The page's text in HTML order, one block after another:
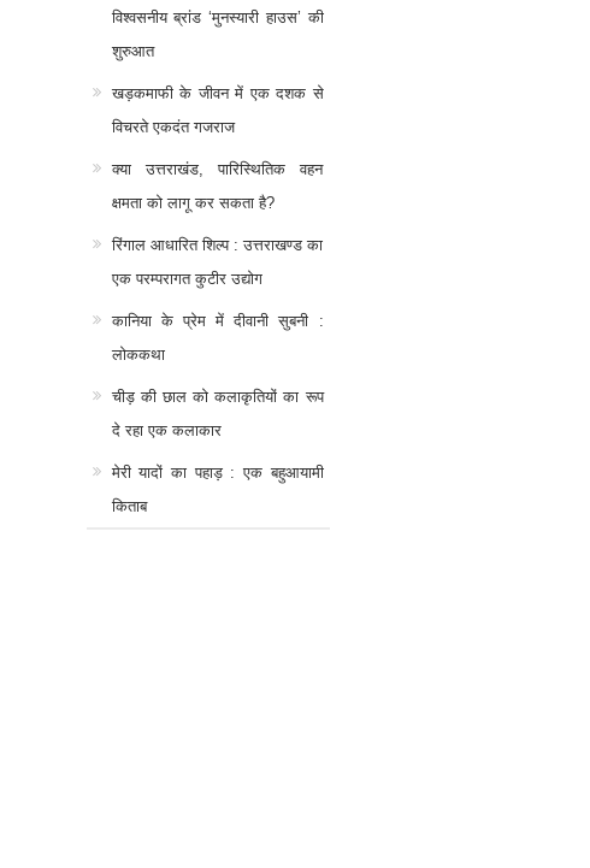
विश्वसनीय ब्रांड ‘मुनस्यारी हाउस’ की
शुरुआत
खड़कमाफी के जीवन में एक दशक से
विचरते एकदंत गजराज
क्या उत्तराखंड, पारिस्थितिक वहन
क्षमता को लागू कर सकता है?
रिंगाल आधारित शिल्प : उत्तराखण्ड का
एक परम्परागत कुटीर उद्योग
कानिया के प्रेम में दीवानी सुबनी :
लोककथा
चीड़ की छाल को कलाकृतियों का रूप
दे रहा एक कलाकार
मेरी यादों का पहाड़ : एक बहुआयामी
किताब